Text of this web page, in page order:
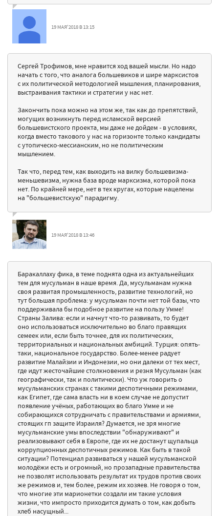
19 МАЯ'2018 В 13:15
Сергей Трофимов, мне нравится ход вашей мысли. Но надо
начать с того, что аналога большевиков и шире марксистов
с их политической методологией мышления, планирования,
выстраивания тактики и стратегии у нас нет.
Закончить пока можно на этом же, так как до препятствий,
могущих возникнуть перед исламской версией
большевистского проекта, мы даже не дойдем - в условиях,
когда вместо такового у нас на горизонте только кандидаты
с утопическо-мессианским, но не политическим
мышлением.
Так что, перед тем, как выходить на вилку большевизма-
меньшевизма, нужна база вроде марксизма, которой пока
нет. По крайней мере, нет в тех кругах, которые нацелены
на "большевистскую" парадигму.
19 МАЯ'2018 В 13:46
Баракаллаху фика, в теме поднята одна из актуальнейших
тем для мусульман в наше время. Да, мусульманам нужна
своя развитая промышленность, развитие технологий, но
тут большая проблема: у мусульман почти нет той базы, что
поддерживала бы подобное развитие на пользу Умме!
Страны Залива: если и начнут что-то развивать, то будет
оно использоваться исключительно во благо правящих
семеек или, если быть точнее, для их политических,
территориальных и национальных амбиций. Турция: опять-
таки, национальное государство. Более-менее радует
развитие Малайзии и Индонезии, но они далеки от тех мест,
где идут жесточайшие столкновения и резня Мусульман (как
географически, так и политически). Что уж говорить о
мусульманских странах с такими деспотичными режимами,
как Египет, где сама власть ни в коем случае не допустит
появление учёных, работающих во благо Умме и не
собирающихся сотрудничать с правительствами и армиями,
стоящих гп защите Израиля? Думается, не зря многие
мусульманские умы впоследствии "обнаруживают" и
реализовывают себя в Европе, где их не достанут щупальца
коррупционных деспотичных режимов. Как быть в такой
ситуации? Потенциал развиваться у нашей мусульманской
молодёжи есть и огромный, но прозападные правительства
не позволят использовать результат их трудов против своих
же режимов и, тем более, режим их хозяев. Не говоря о том,
что многие эти марионетки создали им такие условия
жизни, что импросто приходится думать о том, как добыть
хлеб насущный...